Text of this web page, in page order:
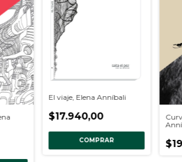
El viaje, Elena Anníbali
$17.940,00
COMPRAR